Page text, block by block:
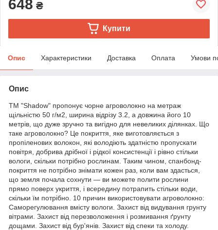
648 ₴
Купити
Опис Характеристики Доставка Оплата Умови
Опис
ТМ "Shadow" пропонує чорне агроволокно на метраж
щільністю 50 г/м2, ширина відрізу 3.2, а довжина його 10
метрів, що дуже зручно та вигідно для невеликих ділянках. Що
таке агроволокно? Це покриття, яке виготовляється з
пропіленових волокон, які володіють здатністю пропускати
повітря, добрива дрібної і рідкої консистенції і рівно стільки
вологи, скільки потрібно рослинам. Таким чином, спанбонд-
покриття не потрібно знімати кожен раз, коли вам здасться,
що земля почала сохнути — ви можете полити рослини
прямо поверх укриття, і всередину потрапить стільки води,
скільки їм потрібно. 10 причин використовувати агроволокно:
Саморегулювання вмісту вологи. Захист від видування грунту
вітрами. Захист від перезволоження і розмивання ґрунту
дощами. Захист від бур'янів. Захист від спеки та холоду.